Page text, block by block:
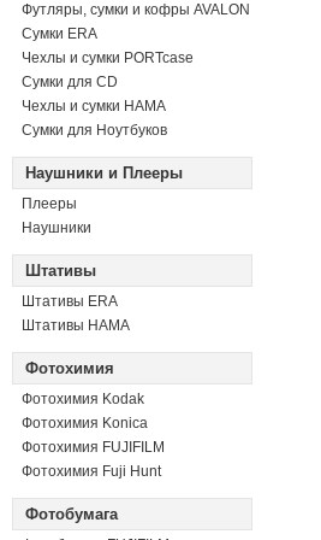
Футляры, сумки и кофры AVALON
Сумки ERA
Чехлы и сумки PORTcase
Сумки для CD
Чехлы и сумки HAMA
Сумки для Ноутбуков
Наушники и Плееры
Плееры
Наушники
Штативы
Штативы ERA
Штативы HAMA
Фотохимия
Фотохимия Kodak
Фотохимия Konica
Фотохимия FUJIFILM
Фотохимия Fuji Hunt
Фотобумага